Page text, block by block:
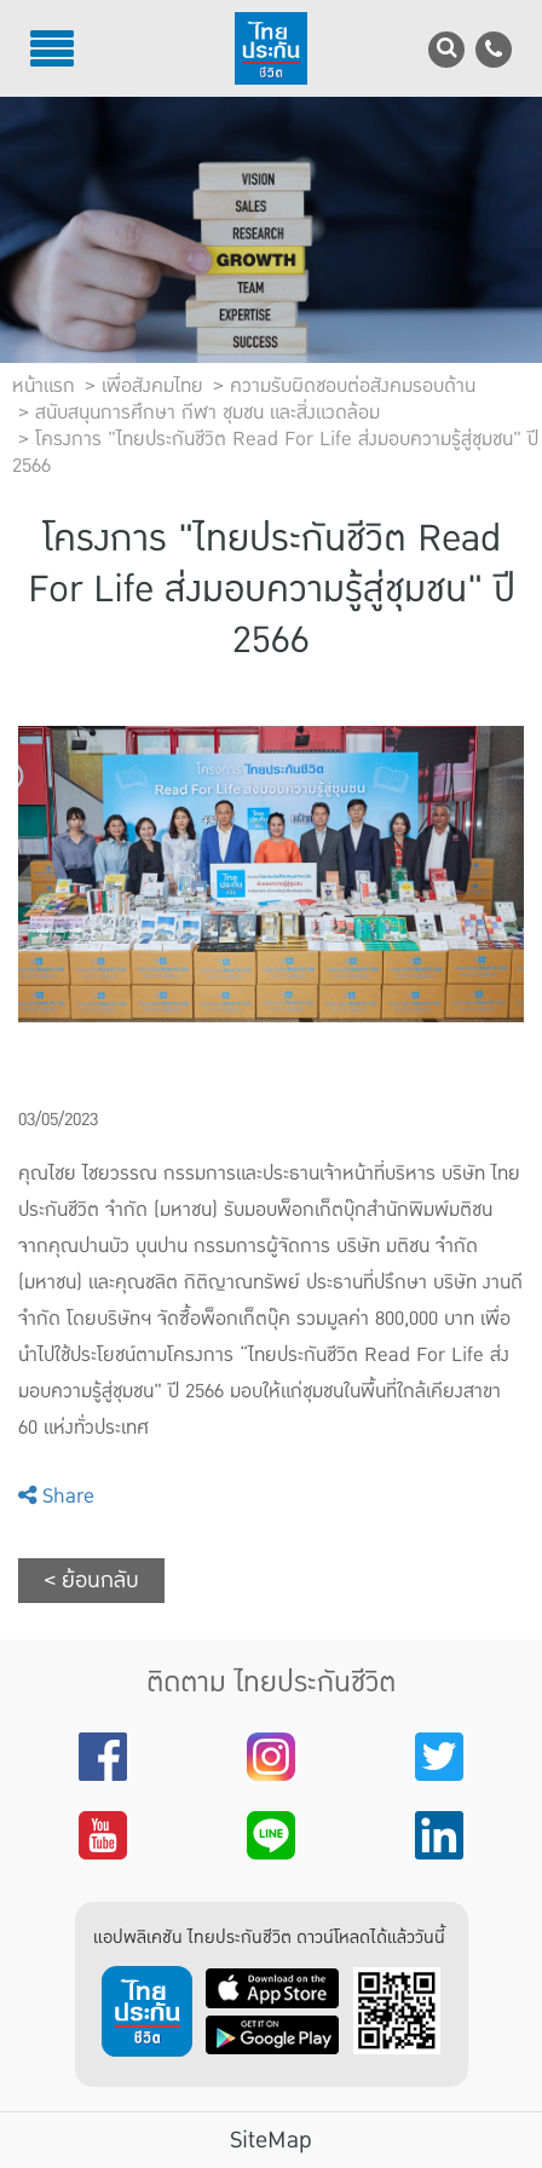
TH EN
บริการตัวแทน
รู้จักไทยประกันชีวิต
นักลงทุนสัมพันธ์
เพื่อสังคมไทย
ติดต่อไทยประกันชีวิต
แบบประกันทั้งหมด
แบบประกันที่เหมาะกับช่วงอายุ
เลือกแบบประกันที่เหมาะกับคุณ
TL Learning Center
หน้าแรก เพื่อสังคมไทย
ความรับผิดชอบต่อสังคมรอบด้าน
สนับสนุนการศึกษา กีฬา ชุมชน และสิ่งแวดล้อม
โครงการ "ไทยประกันชีวิต Read For Life ส่งมอบความรู้สู่ชุมชน" ปี
2566
โครงการ "ไทยประกันชีวิต Read
For Life ส่งมอบความรู้สู่ชุมชน" ปี
2566
03/05/2023
คุณไชย ไชยวรรณ กรรมการและประธานเจ้าหน้าที่บริหาร บริษัท ไทย
ประกันชีวิต จำกัด (มหาชน) รับมอบพ็อกเก็ตบุ๊กสำนักพิมพ์มติชน
จากคุณปานบัว บุนปาน กรรมการผู้จัดการ บริษัท มติชน จํากัด
(มหาชน) และคุณชลิต กิติญาณทรัพย์ ประธานที่ปรึกษา บริษัท งานดี
จำกัด โดยบริษัทฯ จัดซื้อพ็อกเก็ตบุ๊ค รวมมูลค่า 800,000 บาท เพื่อ
นำไปใช้ประโยชน์ตามโครงการ “ไทยประกันชีวิต Read For Life ส่ง
มอบความรู้สู่ชุมชน" ปี 2566 มอบให้แก่ชุมชนในพื้นที่ใกล้เคียงสาขา
60 แห่งทั่วประเทศ
Share
< ย้อนกลับ
ติดตาม ไทยประกันชีวิต
แอปพลิเคชัน ไทยประกันชีวิต ดาวน์โหลดได้แล้ววันนี้
SiteMap